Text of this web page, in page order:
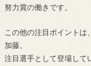
努力賞の働きです。
この他の注目ポイント
加藤。
注目選手として登場して